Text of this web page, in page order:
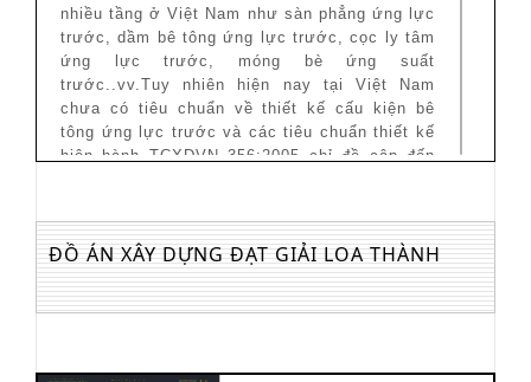
nhiều tầng ở Việt Nam như sàn phẳng ứng lực
trước, dầm bê tông ứng lực trước, cọc ly tâm
ứng lực trước, móng bè ứng suất
trước..vv.Tuy nhiên hiện nay tại Việt Nam
chưa có tiêu chuẩn về thiết kế cấu kiện bê
tông ứng lực trước và các tiêu chuẩn thiết kế
hiện hành TCXDVN 356:2005 chỉ đề cập đến
sách tham khảo trong nước về lĩnh vực này
còn rất ít, các tài liệu nước ngoài khá phong
phú nhưng lại xây dựng dựa trên tiêu chuẩn
nước ngoài (và hầu như đều viết theo tiêu
ĐỒ ÁN XÂY DỰNG ĐẠT GIẢI LOA THÀNH